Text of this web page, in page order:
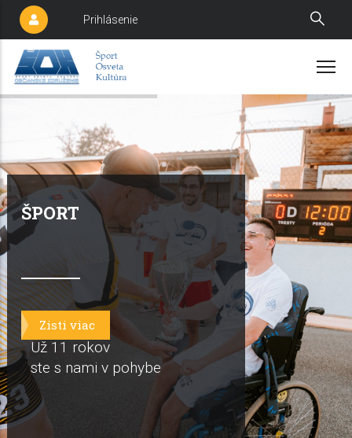
Skočiť
hlavný
obsah
Používateľské
menu
Prihlásenie
ŠPORT
Už 11 rokov
ste s nami v pohybe
Zisti viac